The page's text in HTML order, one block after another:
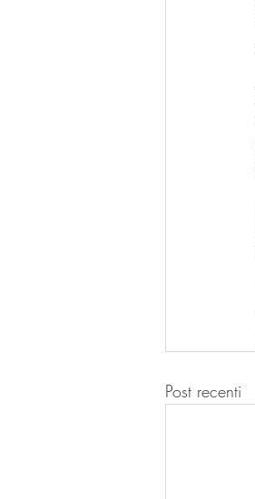
Post recenti